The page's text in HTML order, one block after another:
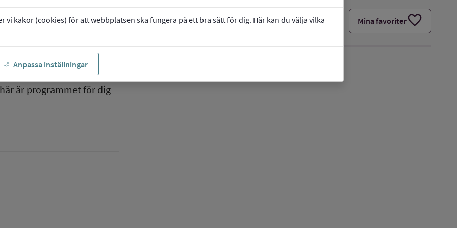
vi kakor (cookies) för att webbplatsen ska fungera på ett bra sätt för dig. Här kan du välja vilka
Anpassa inställningar
Mina favoriterfavorite
är programmet för dig